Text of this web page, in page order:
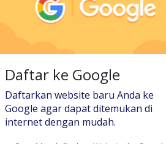
Daftar ke Google
Daftarkan website baru Anda ke
Google agar dapat ditemukan di
internet dengan mudah.